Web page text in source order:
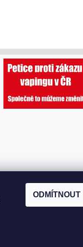
ODMÍTNOUT